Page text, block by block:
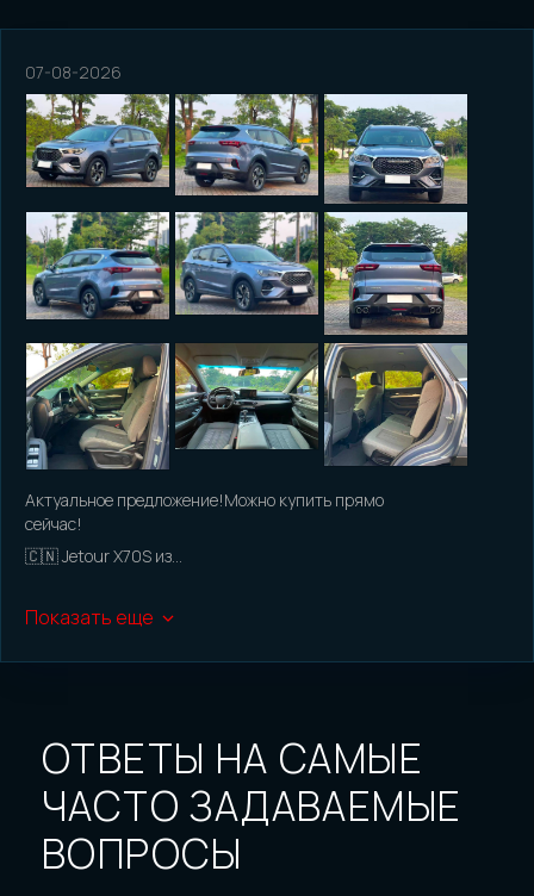
07-08-2026
Актуальное предложение!Можно купить прямо
сейчас!
🇨🇳 Jetour X70S из...
Показать еще
Подобрать по параметрам
Отзывы
Вопрос-ответ
Команда
О нас
О КОМПАНИИ
Договор
УСЛУГИ
Доставка по РФ
ПОЛЕЗНЫЕ СТАТЬИ
АУКЦИОНЫ
КАТАЛОГ